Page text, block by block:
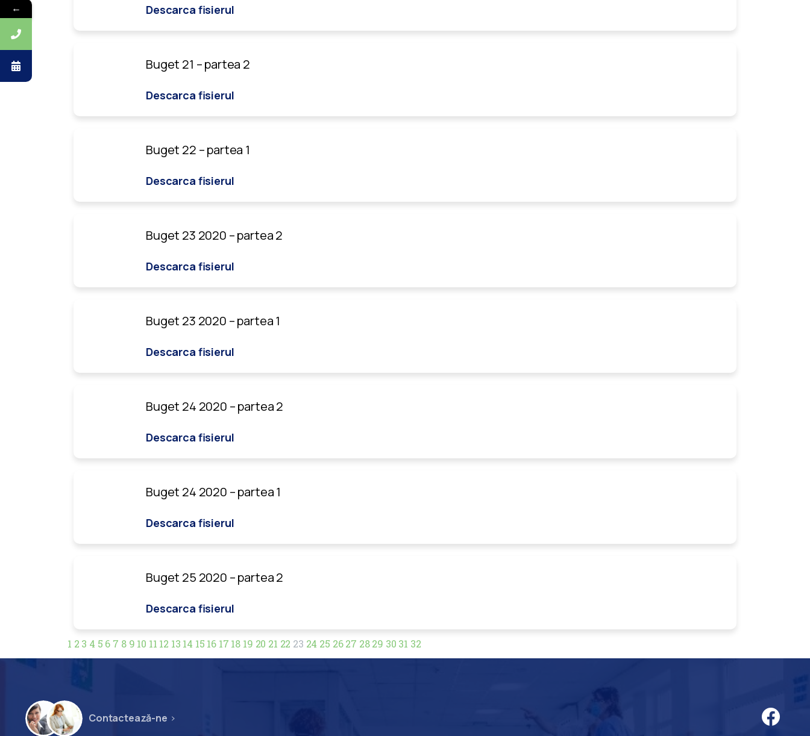
Descarca fisierul
Buget 21 – partea 2
Descarca fisierul
Buget 22 – partea 1
Descarca fisierul
Buget 23 2020 – partea 2
Descarca fisierul
Buget 23 2020 – partea 1
Descarca fisierul
Buget 24 2020 – partea 2
Descarca fisierul
Buget 24 2020 – partea 1
Descarca fisierul
Buget 25 2020 – partea 2
Descarca fisierul
1 2 3 4 5 6 7 8 9 10 11 12 13 14 15 16 17 18 19 20 21 22 23 24 25 26 27 28 29 30 31 32
Contactează-ne
←